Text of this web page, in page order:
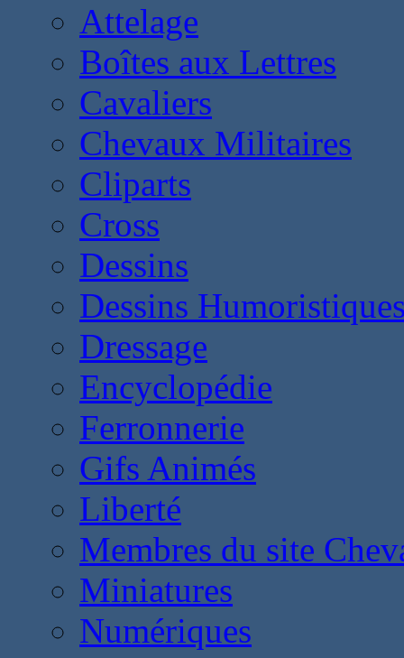
Attelage
Boîtes aux Lettres
Cavaliers
Chevaux Militaires
Cliparts
Cross
Dessins
Dessins
Dressage
Encyclopédie
Ferronnerie
Gifs Animés
Liberté
Membres du site
Miniatures
Numériques